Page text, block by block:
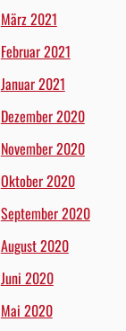
März 2021
Februar 2021
Januar 2021
Dezember 2020
November 2020
Oktober 2020
September 2020
August 2020
Juni 2020
Mai 2020